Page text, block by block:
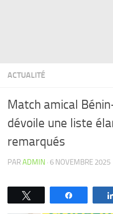
ACTUALITÉ
Match amical
dévoile une liste
remarqués
PARADMIN · 6 NOVEMBRE 2025